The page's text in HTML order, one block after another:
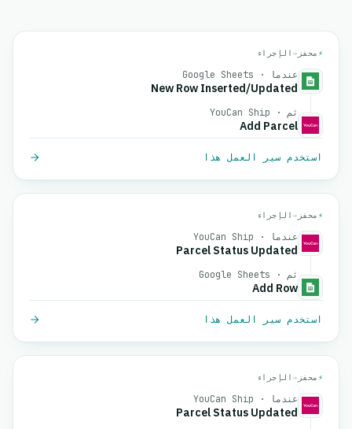
⚡ محفز →الإجراء
عندما · Google Sheets
New Row Inserted/Updated
ثم · YouCan Ship
Add Parcel
استخدم سير العمل هذا
⚡ محفز →الإجراء
عندما · YouCan Ship
Parcel Status Updated
ثم · Google Sheets
Add Row
استخدم سير العمل هذا
⚡ محفز →الإجراء
عندما · YouCan Ship
Parcel Status Updated